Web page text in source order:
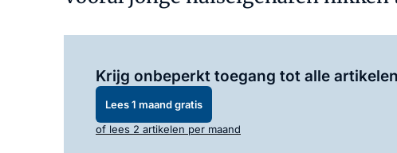
Krijg onbeperkt toegang tot alle
Lees 1 maand gratis
of lees 2 artikelen per maand